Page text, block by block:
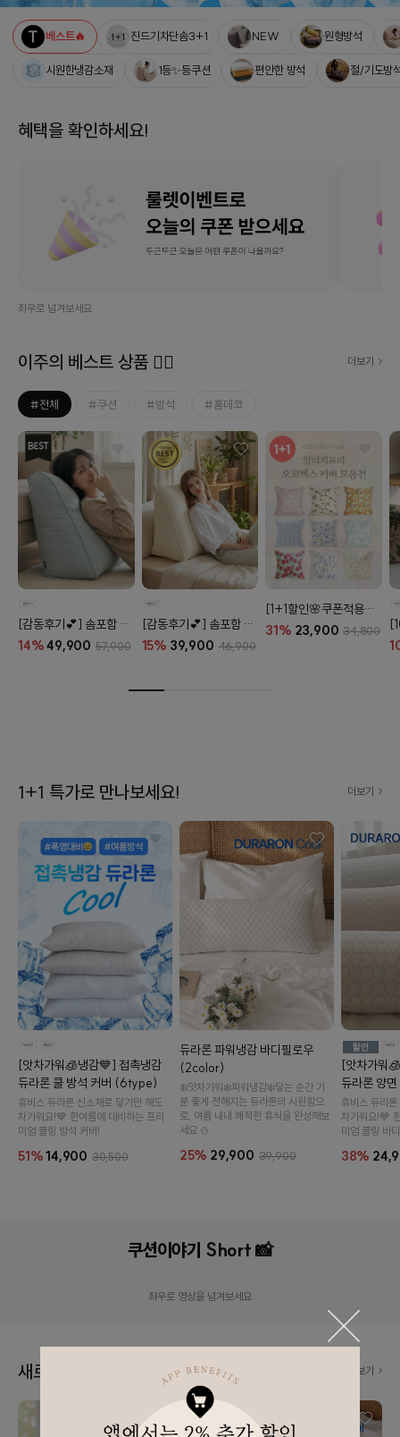
베스트🔥 진드기차단솜3+1 NEW 원형방석
시원한냉감소재 1등✨등쿠션 편안한 방석 절/기도방
혜택을 확인하세요!
좌우로 넘겨보세요
이주의 베스트 상품 ❤‍🔥 더보기
#전체 #쿠션 #방석 #홈데코
[감동후기💕] 솜포함 라운드 탄탄 프리미엄 등쿠션 (26color)
14%49,900 57,900
[감동후기💕] 솜포함 삼각 프리미엄 탄탄 등쿠션 (26color)
15% 39,900 46,900
[1+1할인🌸쿠폰적용X] 오코텍스 플라워 라이프 패턴 20종
31% 23,900 34,800
1+1 특가로 만나보세요! 더보기
[앗차가워🧊냉감💙] 접촉냉감
듀라론 쿨 방석 커버 (6type)
휴비스 듀라론 신소재로 닿기만 해도
차가워요!💙 한여름에 대비하는 프리
미엄 쿨링 방석 커버!
51%14,900 30,500
듀라론 파워냉감 바디필로우
(2color)
❄️앗차가워❄️파워냉감❄️닿는 순간 기
분 좋게 전해지는 듀라론의 시원함으
로, 여름 내내 쾌적한 휴식을 완성해보
세요.⛄
25% 29,900 39,900
[앗차가워
듀라론 양
휴비스 듀라
차가워요!💙
미엄 쿨링 바
38%
쿠션이야기 Short 📸
19,900원25%14,900원
좌우로 영상을 넘겨보세요
새로 나왔어요! 👀 더보기